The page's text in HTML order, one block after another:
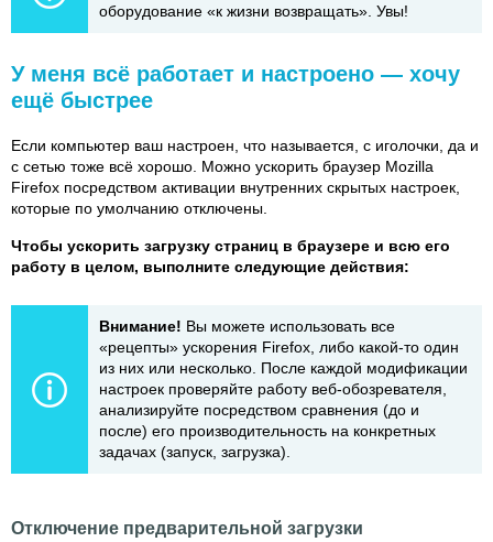
оборудование «к жизни возвращать». Увы!
У меня всё работает и настроено — хочу
ещё быстрее
Если компьютер ваш настроен, что называется, с иголочки, да и
с сетью тоже всё хорошо. Можно ускорить браузер Mozilla
Firefox посредством активации внутренних скрытых настроек,
которые по умолчанию отключены.
Чтобы ускорить загрузку страниц в браузере и всю его
работу в целом, выполните следующие действия:
Внимание! Вы можете использовать все
«рецепты» ускорения Firefox, либо какой-то один
из них или несколько. После каждой модификации
настроек проверяйте работу веб-обозревателя,
анализируйте посредством сравнения (до и
после) его производительность на конкретных
задачах (запуск, загрузка).
Отключение предварительной загрузки